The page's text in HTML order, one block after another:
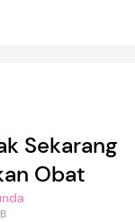
Sekarang
Obat